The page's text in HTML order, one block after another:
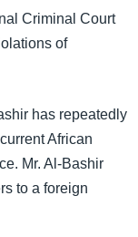
Criminal Court
of
has repeatedly
African
Mr. Al-Bashir
to a foreign